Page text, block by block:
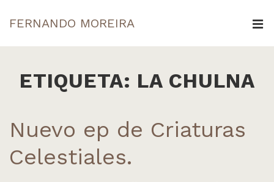
Saltar
al
principal
FERNANDO MOREIRA
principal
ETIQUETA: LA CHULNA
Nuevo ep de Criaturas
Celestiales.